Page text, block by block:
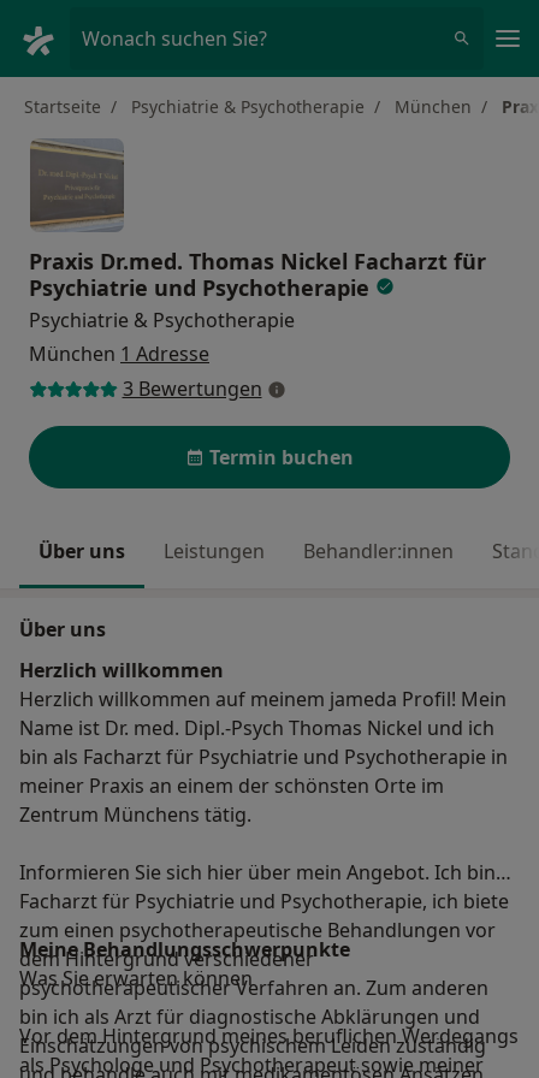
Wonach suchen Sie?
Startseite Psychiatrie & Psychotherapie München
Praxis Dr.med. Thomas Nickel Facharzt für
Psychiatrie und Psychotherapie
Psychiatrie & Psychotherapie
München 1 Adresse
3 Bewertungen
Termin buchen
Über uns Leistungen Behandler:innen
Über uns
Herzlich willkommen
Herzlich willkommen auf meinem jameda Profil! Mein
Name ist Dr. med. Dipl.-Psych Thomas Nickel und ich
bin als Facharzt für Psychiatrie und Psychotherapie in
meiner Praxis an einem der schönsten Orte im
Zentrum Münchens tätig.
Informieren Sie sich hier über mein Angebot. Ich bin
Facharzt für Psychiatrie und Psychotherapie, ich biete
zum einen psychotherapeutische Behandlungen vor
dem Hintergrund verschiedener
psychotherapeutischer Verfahren an. Zum anderen
bin ich als Arzt für diagnostische Abklärungen und
Einschätzungen von psychischem Leiden zuständig
Meine Behandlungs­schwerpunkte
Was Sie erwarten können
Vor dem Hintergrund meines beruflichen Werdegangs
als Psychologe und Psychotherapeut sowie meiner